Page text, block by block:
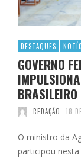
DESTAQUES
GOVERNO
BRASILEIRO
REDAÇÃO 18
O ministro da
participou